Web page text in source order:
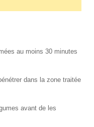
au moins 30 minutes
dans la zone traitée
avant de les